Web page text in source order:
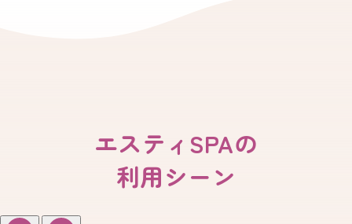
エスティSPAの
利用シーン